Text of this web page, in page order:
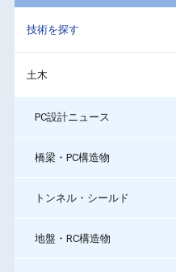
技術を探す
土木
PC設計ニュース
橋梁・PC構造物
トンネル・シールド
地盤・RC構造物